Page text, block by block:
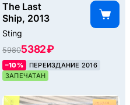
The Last
Ship, 2013
Sting
59805382 ₽
–10%
ПЕРЕИЗДАНИЕ 2016
ЗАПЕЧАТАН